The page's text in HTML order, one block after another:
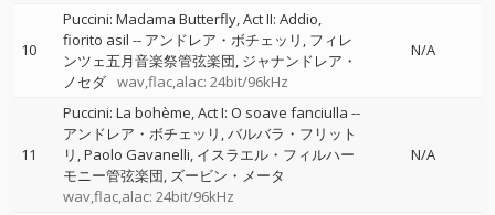
10
Puccini: Madama Butterfly, Act II: Addio,
fiorito asil -- アンドレア・ボチェッリ フィレ
ンツェ五月音楽祭管弦楽団 ジャナンドレア・
ノセダ wav,flac,alac: 24bit/96kHz
N/A
11
Puccini: La bohème, Act I: O soave fanciulla --
アンドレア・ボチェッリ バルバラ・フリット
リ Paolo Gavanelli イスラエル・フィルハー
モニー管弦楽団 ズービン・メータ
wav,flac,alac: 24bit/96kHz
N/A